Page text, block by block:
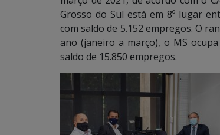
Grosso do Sul está em 8º lugar
com saldo de 5.152 empregos. O
ano (janeiro a março), o MS
saldo de 15.850 empregos.